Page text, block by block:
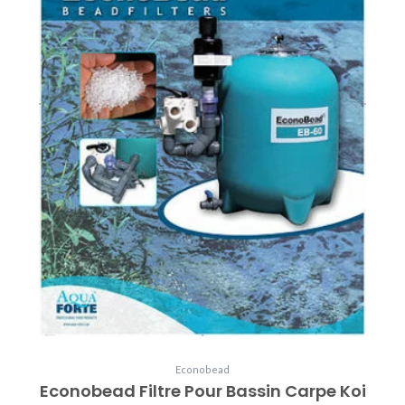
Econobead
Econobead Filtre Pour Bassin Carpe Koi
options
peuvent
être
choisies
sur
la
produit